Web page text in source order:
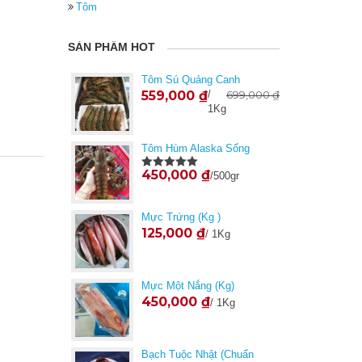
Tôm
SẢN PHẨM HOT
Tôm Sú Quảng Canh
699,000₫
559,000 ₫/
1Kg
Tôm Hùm Alaska Sống
Được xếp
450,000 ₫/500gr
Mực Trứng (Kg )
125,000 ₫/ 1Kg
Mực Một Nắng (kg)
450,000 ₫/ 1Kg
Bạch Tuộc Nhật (Chuẩn